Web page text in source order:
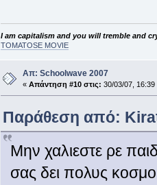
I am capitalism and you will tremble and
TOMATOSE MOVIE
Απ: Schoolwave 2007
« Απάντηση #10 στις: 30/03/07, 16:39
Παράθεση από:
Mην χαλιεστε ρε
σας δει πολυς